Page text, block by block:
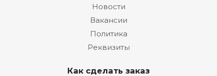
Новости
Вакансии
Политика
Реквизиты
Как сделать заказ